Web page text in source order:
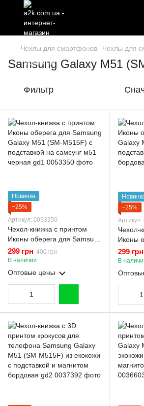
Чехлы для смартфонов Чехлы для
Samsung Galaxy M51
Фильтр
Новинка
−25%
Артикул: 0053350
Чехол-книжка с принтом
Иконы оберега для Samsung
Galaxy M51 (SM-M515F) с
подставкой на самсунг м51
черная gd1
299 грн 400 грн
В наличии
Оптовые цены
−25%
Чехол-
Иконы
Galaxy
299 грн
В